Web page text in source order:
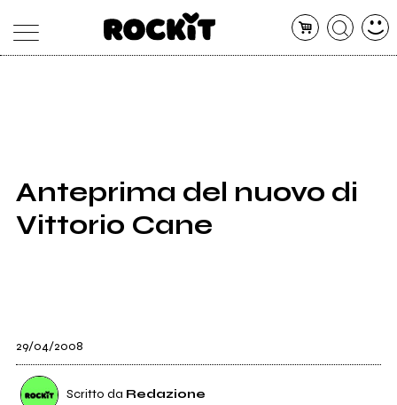
SHOP
RADIO
Anteprima del nuovo di
Vittorio Cane
29/04/2008
Scritto da Redazione